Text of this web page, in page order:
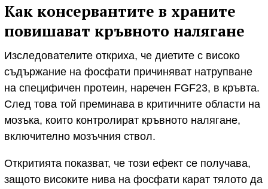
Как консервантите в храните
повишават кръвното налягане
Изследователите откриха, че диетите с високо
съдържание на фосфати причиняват натрупване
на специфичен протеин, наречен FGF23, в кръвта.
След това той преминава в критичните области на
мозъка, които контролират кръвното налягане,
включително мозъчния ствол.
Откритията показват, че този ефект се получава,
защото високите нива на фосфати карат тялото да